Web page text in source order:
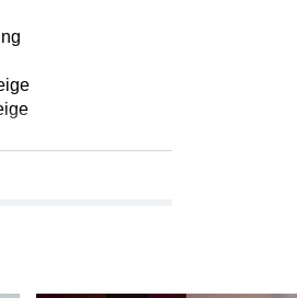
Barockgitarre